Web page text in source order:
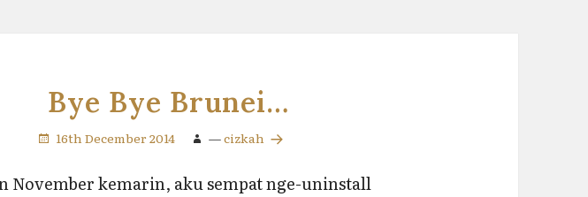
Bye Bye Brunei…
16th December 2014 —cizkah
November kemarin, aku sempat nge-uninstall